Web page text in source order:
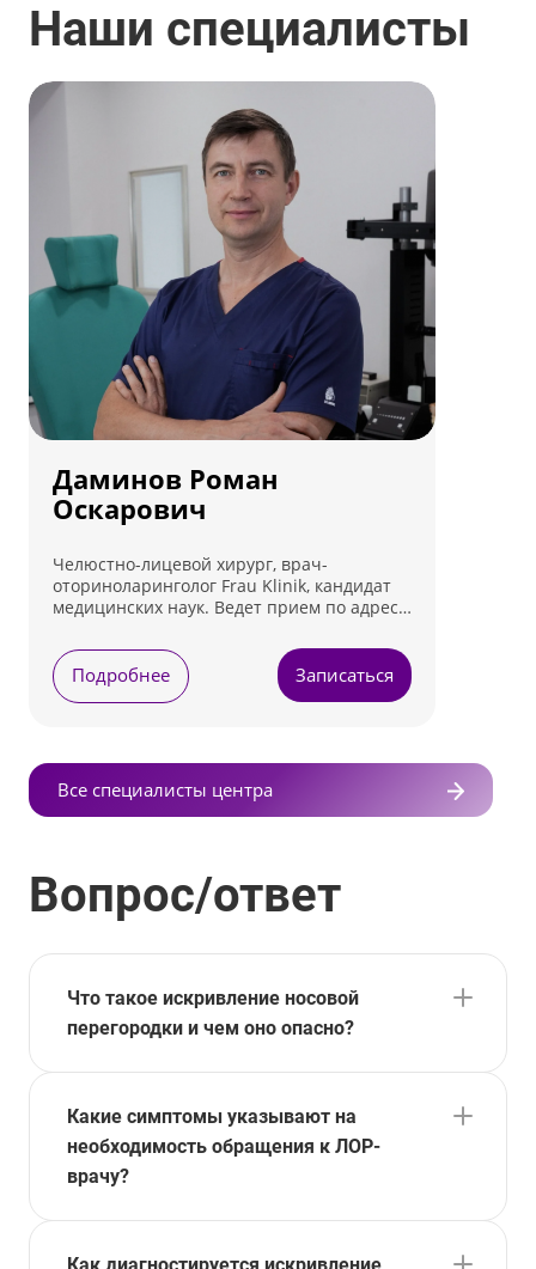
от 295 000 ₽
Наши специалисты
Даминов Роман
Оскарович
Челюстно-лицевой хирург, врач-
оториноларинголог Frau Klinik, кандидат
медицинских наук. Ведет прием по адресу:
Подробнее Записаться
Все специалисты центра
Вопрос/ответ
Что такое искривление носовой
перегородки и чем оно опасно?
Какие симптомы указывают на
необходимость обращения к ЛОР-
врачу?